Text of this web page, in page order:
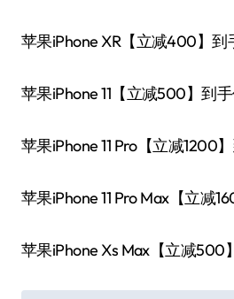
苹果iPhone XR【立减400】到
苹果iPhone 11【立减500】到
苹果iPhone 11 Pro【立减1200
苹果iPhone 11 Pro Max【立减
苹果iPhone Xs Max【立减500